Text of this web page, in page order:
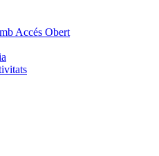
Accés Obert